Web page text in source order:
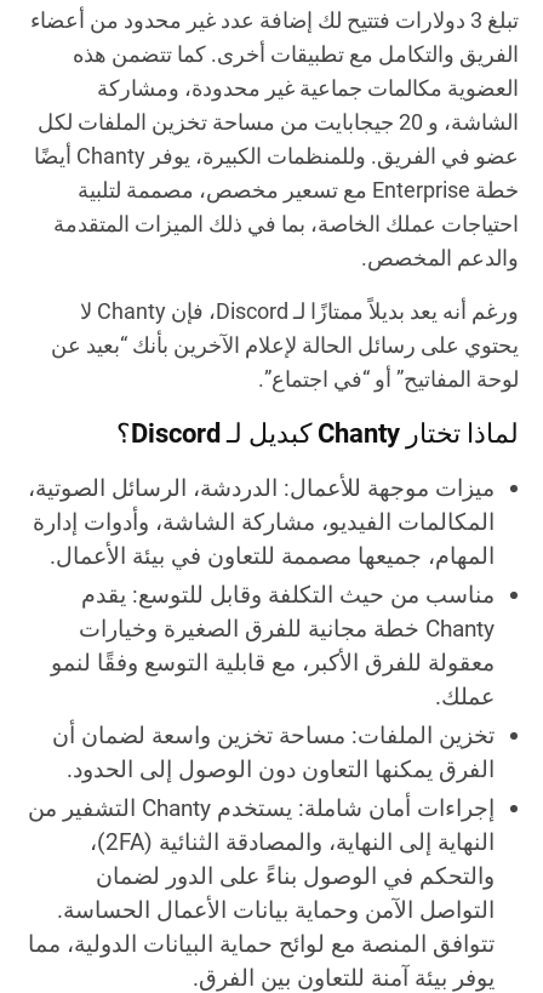
تبلغ 3 دولارات فتتيح لك إضافة عدد غير محدود من أعضاء
الفريق والتكامل مع تطبيقات أخرى. كما تتضمن هذه
العضوية مكالمات جماعية غير محدودة، ومشاركة
الشاشة، و 20 جيجابايت من مساحة تخزين الملفات لكل
عضو في الفريق. وللمنظمات الكبيرة، يوفر Chanty أيضًا
خطة Enterprise مع تسعير مخصص، مصممة لتلبية
احتياجات عملك الخاصة، بما في ذلك الميزات المتقدمة
والدعم المخصص.
ورغم أنه يعد بديلاً ممتازًا لـ Discord، فإن Chanty لا
يحتوي على رسائل الحالة لإعلام الآخرين بأنك “بعيد عن
لوحة المفاتيح” أو “في اجتماع”.
لماذا تختار Chanty كبديل لـ Discord؟
ميزات موجهة للأعمال: الدردشة، الرسائل الصوتية،
المكالمات الفيديو، مشاركة الشاشة، وأدوات إدارة
المهام، جميعها مصممة للتعاون في بيئة الأعمال.
مناسب من حيث التكلفة وقابل للتوسع: يقدم
Chanty خطة مجانية للفرق الصغيرة وخيارات
معقولة للفرق الأكبر، مع قابلية التوسع وفقًا لنمو
عملك.
تخزين الملفات: مساحة تخزين واسعة لضمان أن
الفرق يمكنها التعاون دون الوصول إلى الحدود.
إجراءات أمان شاملة
: يستخدم Chanty التشفير من
النهاية إلى النهاية، والمصادقة الثنائية (2FA)،
والتحكم في الوصول بناءً على الدور لضمان
التواصل الآمن وحماية بيانات الأعمال الحساسة.
تتوافق المنصة مع لوائح حماية البيانات الدولية، مما
يوفر بيئة آمنة للتعاون بين الفرق.